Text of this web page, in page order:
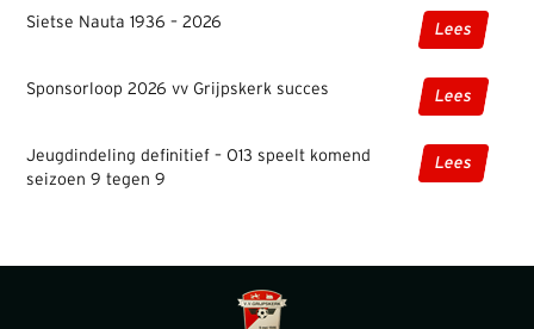
Sietse Nauta 1936 – 2026 Lees
Sponsorloop 2026 vv Grijpskerk succes Lees
Jeugdindeling definitief – O13 speelt komend
seizoen 9 tegen 9
Lees